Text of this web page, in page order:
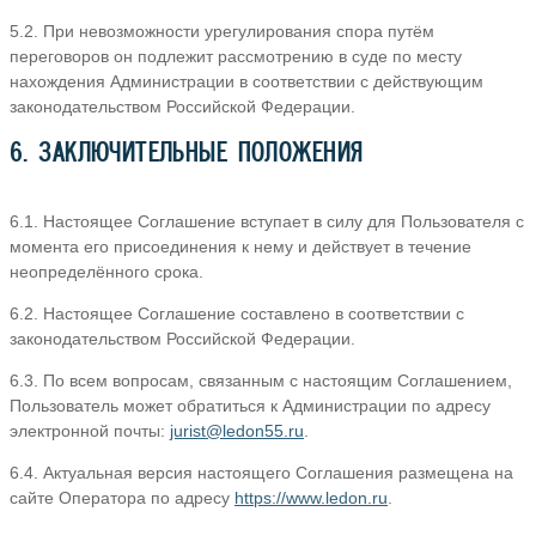
5.2. При невозможности урегулирования спора путём
переговоров он подлежит рассмотрению в суде по месту
нахождения Администрации в соответствии с действующим
законодательством Российской Федерации.
6. ЗАКЛЮЧИТЕЛЬНЫЕ ПОЛОЖЕНИЯ
6.1. Настоящее Соглашение вступает в силу для Пользователя с
момента его присоединения к нему и действует в течение
неопределённого срока.
6.2. Настоящее Соглашение составлено в соответствии с
законодательством Российской Федерации.
6.3. По всем вопросам, связанным с настоящим Соглашением,
Пользователь может обратиться к Администрации по адресу
электронной почты: jurist@ledon55.ru
6.4. Актуальная версия настоящего Соглашения размещена на
сайте Оператора по адресу https://www.ledon.ru